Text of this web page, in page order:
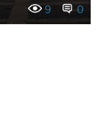
9 0